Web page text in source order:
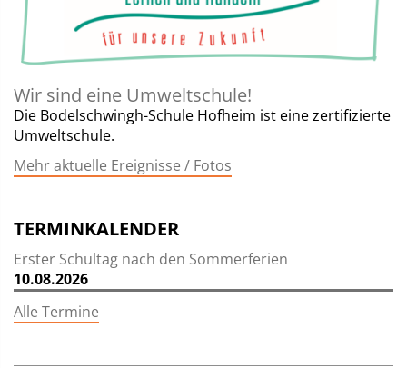
Wir sind eine Umweltschule!
Die Bodelschwingh-Schule Hofheim ist eine zertifizierte
Umweltschule.
Mehr aktuelle Ereignisse / Fotos
TERMINKALENDER
Erster Schultag nach den Sommerferien
10.08.2026
Alle Termine